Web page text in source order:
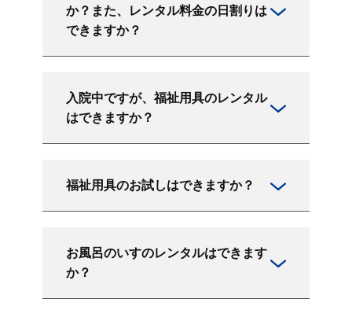
か？また、レンタル料金の日割りは
できますか？
入院中ですが、福祉用具のレンタル
はできますか？
福祉用具のお試しはできますか？
お風呂のいすのレンタルはできます
か？